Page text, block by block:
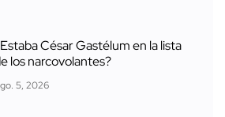
César Gastélum en la lista
los narcovolantes?
5, 2026